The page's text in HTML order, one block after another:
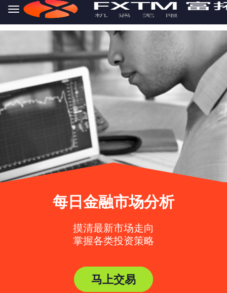
Skip to main content
每日金融市场分析
摸清最新市场走向
掌握各类投资策略
马上交易